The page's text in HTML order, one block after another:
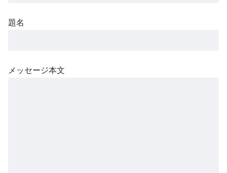
題名
メッセージ本文